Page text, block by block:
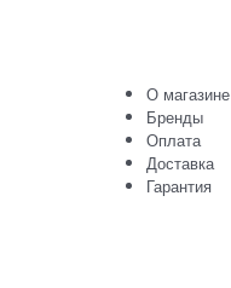
О магазине
Бренды
Оплата
Доставка
Гарантия